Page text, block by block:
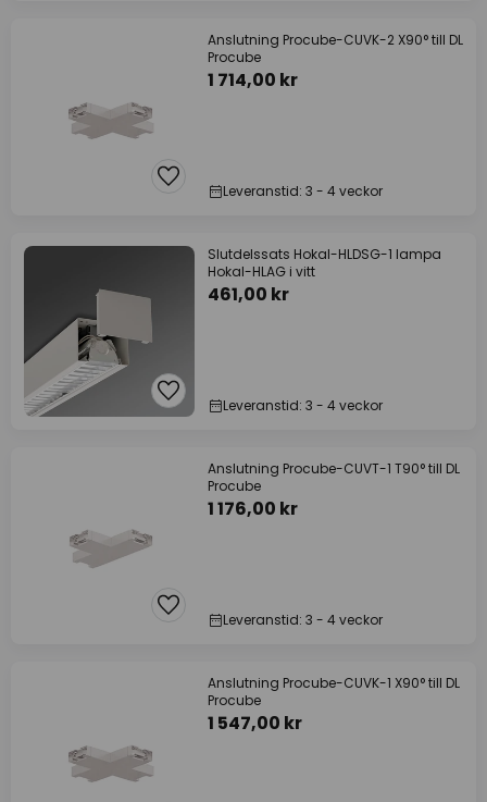
Anslutning Procube-CUVK-2 X90° till DL
Procube
1 714,00 kr
Leveranstid: 3 - 4 veckor
Slutdelssats Hokal-HLDSG-1 lampa
Hokal-HLAG i vitt
461,00 kr
Leveranstid: 3 - 4 veckor
Anslutning Procube-CUVT-1 T90° till DL
Procube
1 176,00 kr
Leveranstid: 3 - 4 veckor
Anslutning Procube-CUVK-1 X90° till DL
Procube
1 547,00 kr